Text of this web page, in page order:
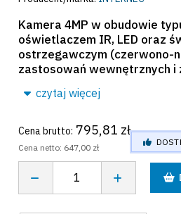
Kamera 4MP w obudowie
oświetlaczem IR, LED oraz
ostrzegawczym (czerwono-
zastosowań wewnętrznych i
czytaj więcej
Cena brutto: 795,81 zł
Cena netto: 647,00 zł